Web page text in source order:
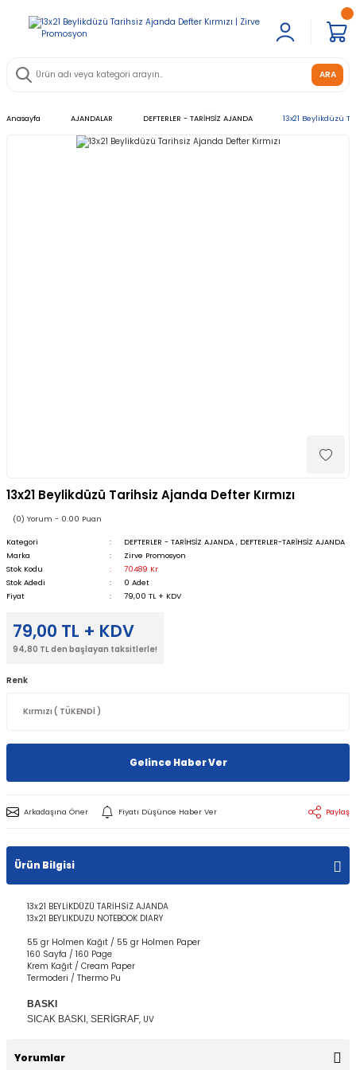
ARA
Anasayfa AJANDALAR DEFTERLER - TARİHSİZ AJANDA 13x21 Beylikdüzü
13x21 Beylikdüzü Tarihsiz Ajanda Defter Kırmızı
(0) Yorum - 0.00 Puan
Kategori DEFTERLER - TARİHSİZ AJANDA , DEFTERLER-TARİHSİZ AJANDA
Marka
Zirve Promosyon
Stok Kodu
70489 Kr
Stok Adedi
0 Adet
Fiyat
79,00 TL + KDV
79,00 TL + KDV
94,80 TL den başlayan taksitlerle!
Renk
Gelince Haber Ver
Arkadaşına Öner Fiyatı Düşünce Haber Ver Paylaş
Ürün Bilgisi
13x21 BEYLİKDÜZÜ TARİHSİZ AJANDA
13x21 BEYLIKDUZU NOTEBOOK DIARY
55 gr Holmen Kağıt / 55 gr Holmen Paper
160 Sayfa / 160 Page
Krem Kağıt / Cream Paper
Termoderi / Thermo Pu
BASKI
SICAK BASKI, SERİGRAF, UV
Yorumlar